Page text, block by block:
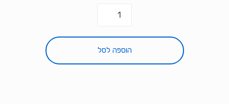
דיסק
חיצוני
הוספה לסל